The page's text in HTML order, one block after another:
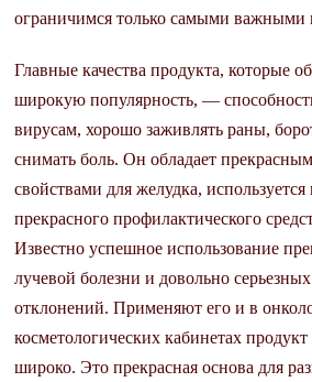
ограничимся только самыми важными
Главные качества продукта, которые
широкую популярность, —
вирусам, хорошо заживлять раны,
снимать боль. Он обладает
свойствами для желудка, используется
прекрасного профилактического
Известно успешное использование
лучевой болезни и довольно
отклонений. Применяют его и в
косметологических кабинетах
широко. Это прекрасная основа для